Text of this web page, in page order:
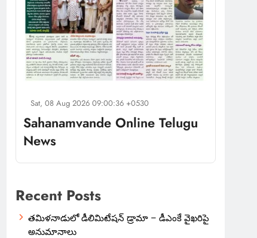
Sat, 08 Aug 2026 09:00:36 +0530
Sahanamvande Online Telugu
News
Recent Posts
తమిళనాడులో డీలిమిటేషన్ డ్రామా – డీఎంకే వైఖరిపై
అనుమానాలు